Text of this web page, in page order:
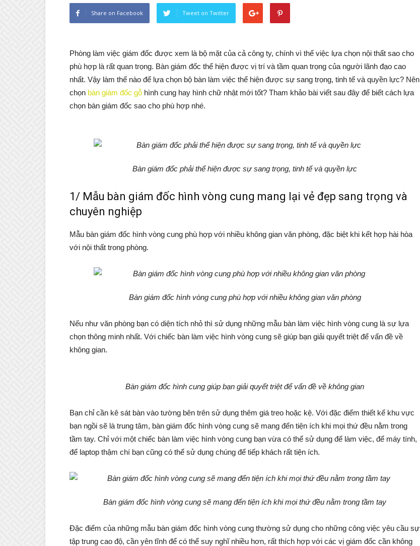
Share on Facebook Tweet on Twitter
Phòng làm việc giám đốc được xem là bộ mặt của cả công ty, chính vì thế việc lựa chọn nội thất sao cho
phù hợp là rất quan trọng. Bàn giám đốc thể hiện được vị trí và tầm quan trọng của người lãnh đạo cao
nhất. Vậy làm thế nào để lựa chọn bộ bàn làm việc thể hiện được sự sang trọng, tinh tế và quyền lực? Nên
chọn bàn giám đốc gỗ hình cung hay hình chữ nhật mới tốt? Tham khảo bài viết sau đây để biết cách lựa
chọn bàn giám đốc sao cho phù hợp nhé.
Bàn giám đốc phải thể hiện được sự sang trọng, tinh tế và quyền lực
1/ Mẫu bàn giám đốc hình vòng cung mang lại vẻ đẹp sang trọng và
chuyên nghiệp
Mẫu bàn giám đốc hình vòng cung phù hợp với nhiều không gian văn phòng, đặc biệt khi kết hợp hài hòa
với nội thất trong phòng.
Bàn giám đốc hình vòng cung phù hợp với nhiều không gian văn phòng
Nếu như văn phòng bạn có diện tích nhỏ thì sử dụng những mẫu bàn làm việc hình vòng cung là sự lựa
chọn thông minh nhất. Với chiếc bàn làm việc hình vòng cung sẽ giúp bạn giải quyết triệt để vấn đề về
không gian.
Bàn giám đốc hình cung giúp bạn giải quyết triệt để vấn đề về không gian
Bạn chỉ cần kê sát bàn vào tường bên trên sử dụng thêm giá treo hoặc kệ. Với đặc điểm thiết kế khu vực
bạn ngồi sẽ là trung tâm, bàn giám đốc hình vòng cung sẽ mang đến tiện ích khi mọi thứ đều nằm trong
tầm tay. Chỉ với một chiếc bàn làm việc hình vòng cung bạn vừa có thể sử dụng để làm việc, để máy tính,
để laptop thậm chí bạn cũng có thể sử dụng chúng để tiếp khách rất tiện ích.
Bàn giám đốc hình vòng cung sẽ mang đến tiện ích khi mọi thứ đều nằm trong tầm tay
Đặc điểm của những mẫu bàn giám đốc hình vòng cung thường sử dụng cho những công việc yêu cầu sự
tập trung cao độ, cần yên tĩnh để có thể suy nghĩ nhiều hơn, rất thích hợp với các vị giám đốc cần không